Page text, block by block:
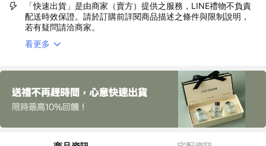
「快速出貨」是由商家（賣方）提供之服務，LINE禮物不負責
配送時效保證。請於訂購前詳閱商品描述之條件與限制說明，
若有疑問請洽商家。
看更多